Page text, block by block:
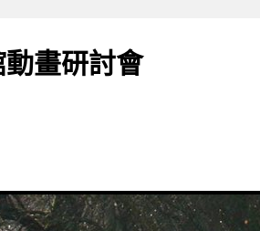
畫研討會